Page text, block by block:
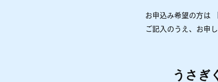
お申込み希望の方は
ご記入のうえ、
お申
うさぎ